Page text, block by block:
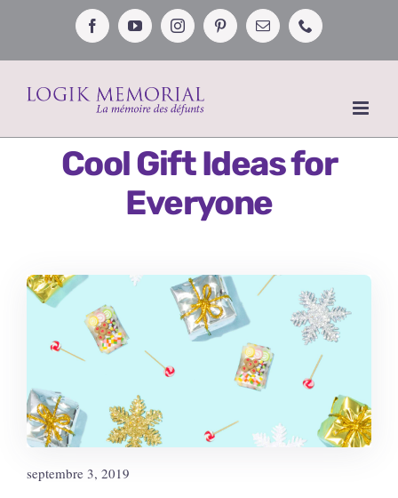
FacebookYouTubeInstagramPinterestEmail Téléphone
Cool Gift Ideas for
Everyone
septembre 3, 2019